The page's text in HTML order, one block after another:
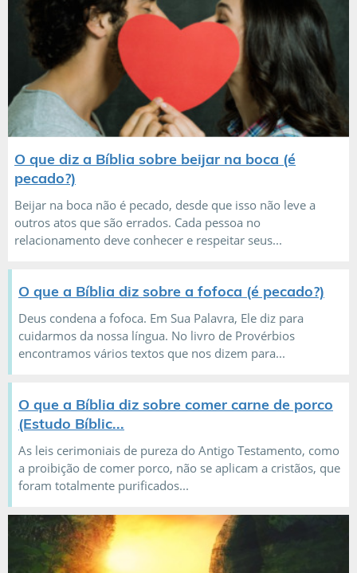
O que diz a Bíblia sobre beijar na boca (é
pecado?)
Beijar na boca não é pecado, desde que isso não leve a
outros atos que são errados. Cada pessoa no
relacionamento deve conhecer e respeitar seus...
O que a Bíblia diz sobre a fofoca (é pecado?)
Deus condena a fofoca. Em Sua Palavra, Ele diz para
cuidarmos da nossa língua. No livro de Provérbios
encontramos vários textos que nos dizem para...
O que a Bíblia diz sobre comer carne de porco
(Estudo Bíblic...
As leis cerimoniais de pureza do Antigo Testamento, como
a proibição de comer porco, não se aplicam a cristãos, que
foram totalmente purificados...